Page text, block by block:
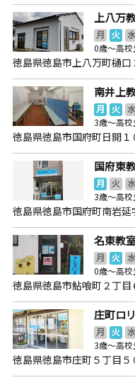
上八万
月 火 水
0歳～高校
徳島県徳島市上八万町樋口
南井上
月 火 水
3歳～高校
徳島県徳島市国府町日開１
国府東
月 火 水
3歳～高校
徳島県徳島市国府町南岩延
名東教
月 火 水
0歳～高校
徳島県徳島市鮎喰町２丁目
庄町ロ
月 火 水
3歳～高校
徳島県徳島市庄町５丁目５